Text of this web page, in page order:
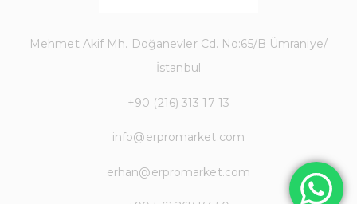
Mehmet Akif Mh. Doğanevler Cd. No:65/B Ümraniye/
İstanbul
+90 (216) 313 17 13
info@erpromarket.com
erhan@erpromarket.com